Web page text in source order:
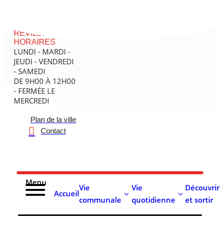
RÉVILLE - SES
HORAIRES
LUNDI - MARDI -
JEUDI - VENDREDI
- SAMEDI
DE 9H00 À 12H00
- FERMÉE LE
MERCREDI
Plan de la ville
Contact
Menu
Accueil
Vie
communale
Vie
quotidienne
Découvrir
et sortir